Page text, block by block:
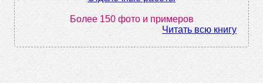
Более 150 фото и примеров
Читать всю книгу